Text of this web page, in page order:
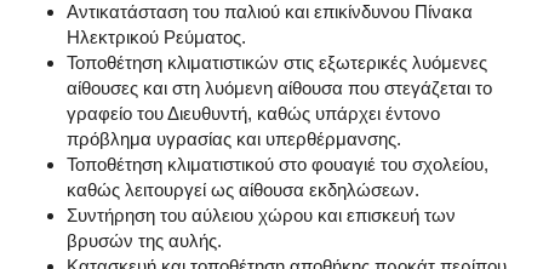
Αντικατάσταση του παλιού και επικίνδυνου Πίνακα
Ηλεκτρικού Ρεύματος.
Τοποθέτηση κλιματιστικών στις εξωτερικές λυόμενες
αίθουσες και στη λυόμενη αίθουσα που στεγάζεται το
γραφείο του Διευθυντή, καθώς υπάρχει έντονο
πρόβλημα υγρασίας και υπερθέρμανσης.
Τοποθέτηση κλιματιστικού στο φουαγιέ του σχολείου,
καθώς λειτουργεί ως αίθουσα εκδηλώσεων.
Συντήρηση του αύλειου χώρου και επισκευή των
βρυσών της αυλής.